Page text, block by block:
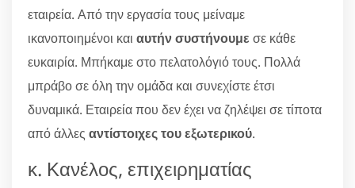
εταιρεία. Από την εργασία τους μείναμε
ικανοποιημένοι και αυτήν συστήνουμε σε κάθε
ευκαιρία. Μπήκαμε στο πελατολόγιό τους. Πολλά
μπράβο σε όλη την ομάδα και συνεχίστε έτσι
δυναμικά. Εταιρεία που δεν έχει να ζηλέψει σε τίποτα
από άλλες αντίστοιχες του εξωτερικού.
κ. Κανέλος, επιχειρηματίας